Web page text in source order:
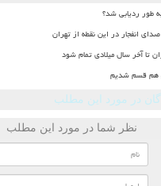
طور ردیابی شد؟
انفجار در این نقطه از تهران
تا آخر سال میلادی تمام شود
هم قسم شدیم
در مورد این مطلب
نظر شما در مورد این مطلب